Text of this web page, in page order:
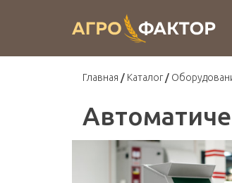
Главная Каталог